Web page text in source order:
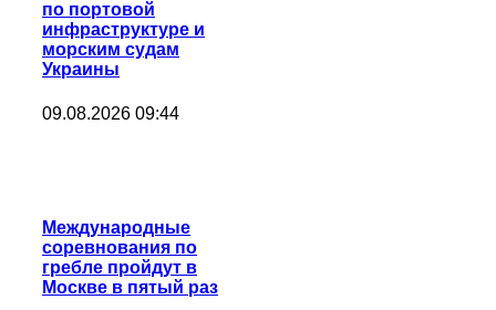
по портовой
инфраструктуре и
морским судам
Украины
09.08.2026 09:44
Международные
соревнования по
гребле пройдут в
Москве в пятый раз